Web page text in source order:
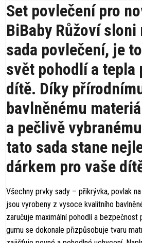
Set povlečení pro
BiBaby Růžoví
sada povlečení, je
svět pohodlí a tepla
dítě. Díky
bavlněnému
a pečlivě
tato sada stane
dárkem pro vaše
Všechny prvky sady – přikrývka, povlak
jsou vyrobeny z vysoce kvalitního
zaručuje maximální pohodlí a
gumu se dokonale přizpůsobuje tvaru